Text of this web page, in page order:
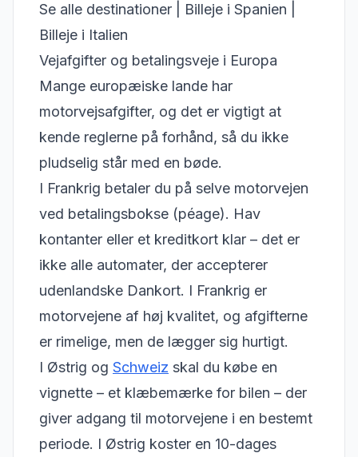
Se alle destinationer
Billeje i Spanien
Billeje i Italien
Vejafgifter og betalingsveje i Europa
Mange europæiske lande har
motorvejsafgifter, og det er vigtigt at
kende reglerne på forhånd, så du ikke
pludselig står med en bøde.
I Frankrig betaler du på selve motorvejen
ved betalingsbokse (péage). Hav
kontanter eller et kreditkort klar – det er
ikke alle automater, der accepterer
udenlandske Dankort. I Frankrig er
motorvejene af høj kvalitet, og afgifterne
er rimelige, men de lægger sig hurtigt.
I Østrig og Schweiz skal du købe en
vignette – et klæbemærke for bilen – der
giver adgang til motorvejene i en bestemt
periode. I Østrig koster en 10-dages